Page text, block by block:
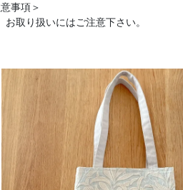
事項＞
取り扱いにはご注意下さい。